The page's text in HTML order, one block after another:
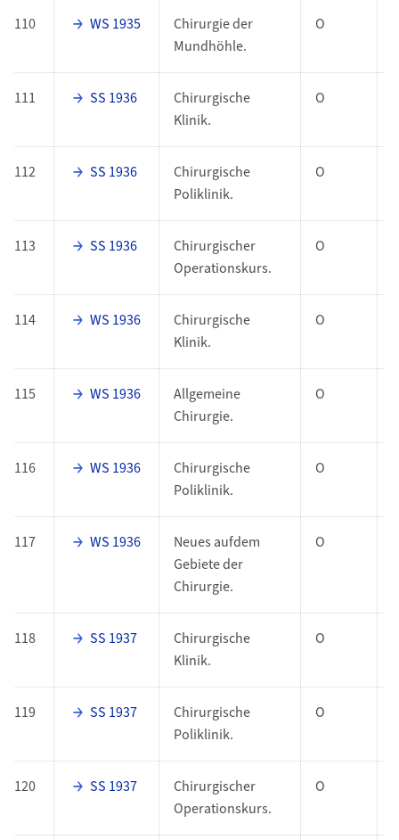
110 WS 1935
Chirurgie der
Mundhöhle.
O
111 SS 1936
Chirurgische
Klinik.
O
112 SS 1936
Chirurgische
Poliklinik.
O
113 SS 1936
Chirurgischer
Operationskurs.
O
114 WS 1936
Chirurgische
Klinik.
O
115 WS 1936
Allgemeine
Chirurgie.
O
116 WS 1936
Chirurgische
Poliklinik.
O
117 WS 1936
Neues aufdem
Gebiete der
Chirurgie.
O
118 SS 1937
Chirurgische
Klinik.
O
119 SS 1937
Chirurgische
Poliklinik.
O
120 SS 1937
Chirurgischer
Operationskurs.
O